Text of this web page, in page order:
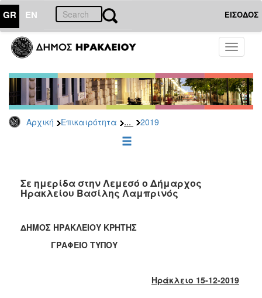
GR EN ΕΙΣΟΔΟΣ
Toggle
Αρχική Επικαιρότητα ... 2019
ΕΠΙΚΑΙΡΟΤΗΤΑ
Τύπου
Αρχείο
2026
2025
2022
2021
2019
2018
Σε ημερίδα στην Λεμεσό ο Δήμαρχος
Ηρακλείου Βασίλης Λαμπρινός
ΔΗΜΟΣ ΗΡΑΚΛΕΙΟΥ ΚΡΗΤΗΣ
ΓΡΑΦΕΙΟ ΤΥΠΟΥ
Ηράκλειο 15-12-2019